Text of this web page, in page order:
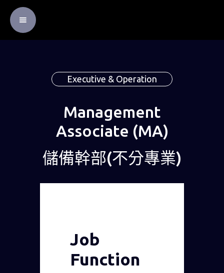
Executive & Operation
Management
Associate (MA)
儲備幹部(不分專業)
Job
Function